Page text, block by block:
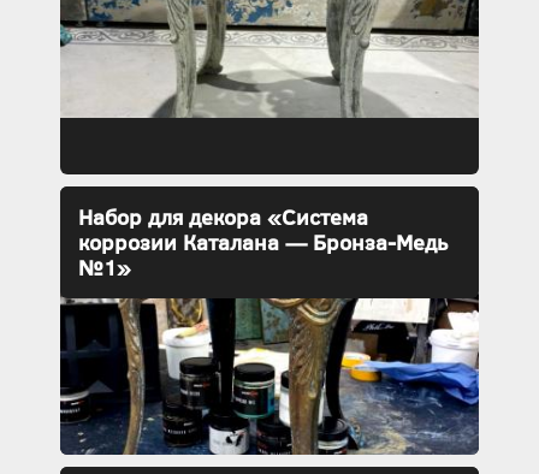
Набор для декора «Система
коррозии Каталана — Бронза-Медь
№1»